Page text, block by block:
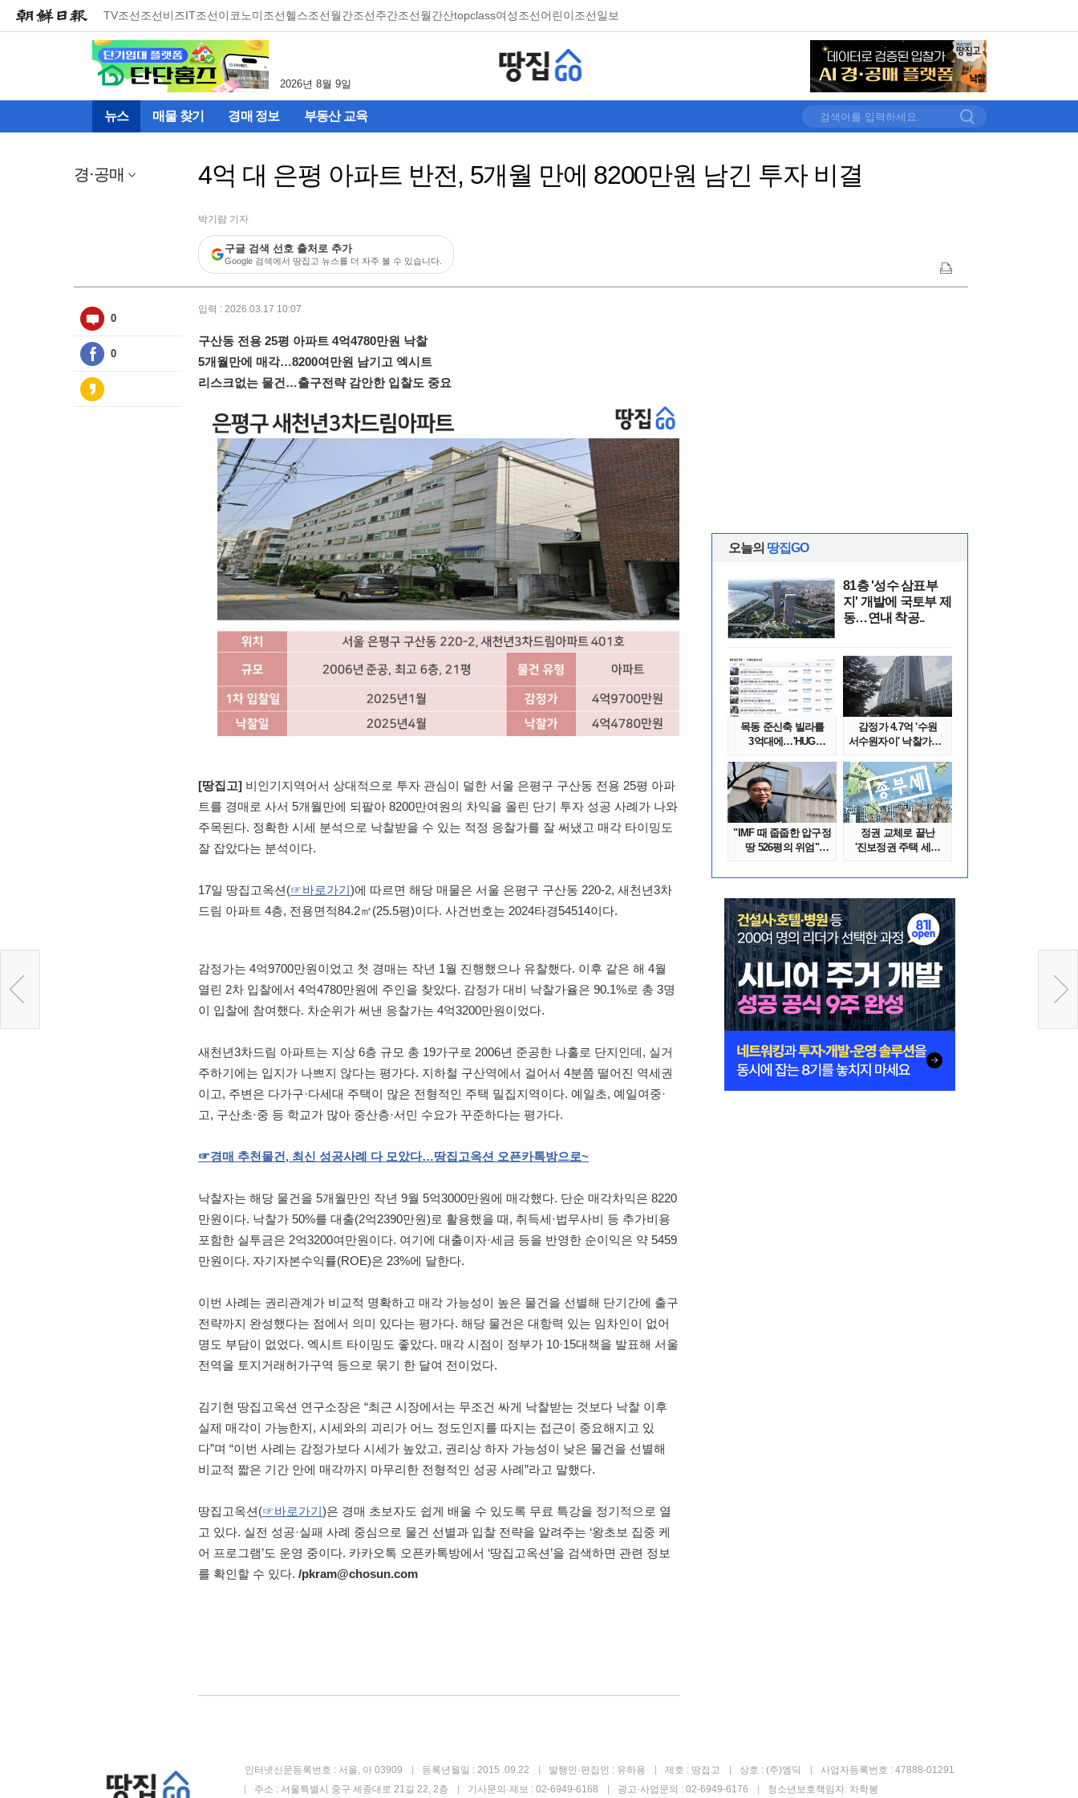
TV조선조선비즈IT조선이코노미조선헬스조선월간조선주간조선월간산topclass여성조선어린이조선일보
2026년 8월 9일
뉴스 매물 찾기 경매 정보 부동산 교육
경·공매 4억 대 은평 아파트 반전, 5개월 만에 8200만원 남긴 투자 비결
박기람 기자
구글 검색 선호 출처로 추가
Google 검색에서 땅집고 뉴스를 더 자주 볼 수 있습니다.
0
0
입력 : 2026.03.17 10:07
구산동 전용 25평 아파트 4억4780만원 낙찰
5개월만에 매각…8200여만원 남기고 엑시트
리스크없는 물건…출구전략 감안한 입찰도 중요
[땅집고] 비인기지역어서 상대적으로 투자 관심이 덜한 서울 은평구 구산동 전용 25평 아파
트를 경매로 사서 5개월만에 되팔아 8200만여원의 차익을 올린 단기 투자 성공 사례가 나와
주목된다. 정확한 시세 분석으로 낙찰받을 수 있는 적정 응찰가를 잘 써냈고 매각 타이밍도
잘 잡았다는 분석이다.
17일 땅집고옥션(☞바로가기)에 따르면 해당 매물은 서울 은평구 구산동 220-2, 새천년3차
드림 아파트 4층, 전용면적84.2㎡(25.5평)이다. 사건번호는 2024타경54514이다.
감정가는 4억9700만원이었고 첫 경매는 작년 1월 진행했으나 유찰했다. 이후 같은 해 4월
열린 2차 입찰에서 4억4780만원에 주인을 찾았다. 감정가 대비 낙찰가율은 90.1%로 총 3명
이 입찰에 참여했다. 차순위가 써낸 응찰가는 4억3200만원이었다.
새천년3차드림 아파트는 지상 6층 규모 총 19가구로 2006년 준공한 나홀로 단지인데, 실거
주하기에는 입지가 나쁘지 않다는 평가다. 지하철 구산역에서 걸어서 4분쯤 떨어진 역세권
이고, 주변은 다가구·다세대 주택이 많은 전형적인 주택 밀집지역이다. 예일초, 예일여중·
고, 구산초·중 등 학교가 많아 중산층·서민 수요가 꾸준하다는 평가다.
☞경매 추천물건, 최신 성공사례 다 모았다…땅집고옥션 오픈카톡방으로~
낙찰자는 해당 물건을 5개월만인 작년 9월 5억3000만원에 매각했다. 단순 매각차익은 8220
만원이다. 낙찰가 50%를 대출(2억2390만원)로 활용했을 때, 취득세·법무사비 등 추가비용
포함한 실투금은 2억3200여만원이다. 여기에 대출이자·세금 등을 반영한 순이익은 약 5459
만원이다. 자기자본수익률(ROE)은 23%에 달한다.
이번 사례는 권리관계가 비교적 명확하고 매각 가능성이 높은 물건을 선별해 단기간에 출구
전략까지 완성했다는 점에서 의미 있다는 평가다. 해당 물건은 대항력 있는 임차인이 없어
명도 부담이 없었다. 엑시트 타이밍도 좋았다. 매각 시점이 정부가 10·15대책을 발표해 서울
전역을 토지거래허가구역 등으로 묶기 한 달여 전이었다.
김기현 땅집고옥션 연구소장은 “최근 시장에서는 무조건 싸게 낙찰받는 것보다 낙찰 이후
실제 매각이 가능한지, 시세와의 괴리가 어느 정도인지를 따지는 접근이 중요해지고 있
다”며 “이번 사례는 감정가보다 시세가 높았고, 권리상 하자 가능성이 낮은 물건을 선별해
비교적 짧은 기간 안에 매각까지 마무리한 전형적인 성공 사례”라고 말했다.
땅집고옥션(☞바로가기)은 경매 초보자도 쉽게 배울 수 있도록 무료 특강을 정기적으로 열
고 있다. 실전 성공·실패 사례 중심으로 물건 선별과 입찰 전략을 알려주는 ‘왕초보 집중 케
어 프로그램’도 운영 중이다. 카카오톡 오픈카톡방에서 ‘땅집고옥션’을 검색하면 관련 정보
를 확인할 수 있다. /pkram@chosun.com
오늘의 땅집GO
81층 '성수 삼표부
지' 개발에 국토부 제
동…연내 착공..
목동 준신축 빌라를
3억대에…'HUG
감정가 4.7억 '수원
서수원자이' 낙찰가는?
"IMF 때 줍줍한 압구정
땅 526평의 위엄"
정권 교체로 끝난
'진보정권 주택 세금
인터넷신문등록번호 : 서울, 아 03909 등록년월일 : 2015 .09.22 발행인·편집인 : 유하용 제호 : 땅집고 상호 : (주)엠딕
사업자등록번호 : 47888-01291
주소 : 서울특별시 중구 세종대로 21길 22, 2층
기사문의·제보 : 02-6949-6168 광고·사업문의 : 02-6949-6176 청소년보호책임자: 차학봉